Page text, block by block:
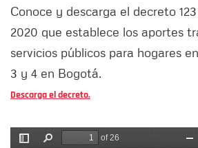
Conoce y descarga el decreto
2020 que establece los aportes
servicios públicos para hogares
3 y 4 en Bogotá.
Descarga el decreto.